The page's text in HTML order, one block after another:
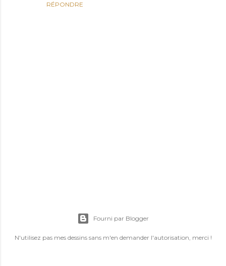
RÉPONDRE
g
Fourni par Blogger
N'utilisez pas mes dessins sans m'en demander l'autorisation, merci !